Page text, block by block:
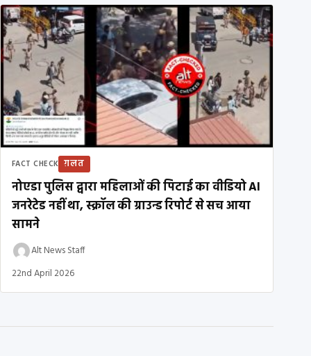
FACT CHECK ग़लत
नोएडा पुलिस द्वारा महिलाओं की पिटाई का वीडियो AI
जनरेटेड नहीं था, स्क्रॉल की ग्राउन्ड रिपोर्ट से सच आया
सामने
Alt News Staff
22nd April 2026